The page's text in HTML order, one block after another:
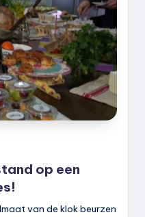
op een
van de klok beurzen